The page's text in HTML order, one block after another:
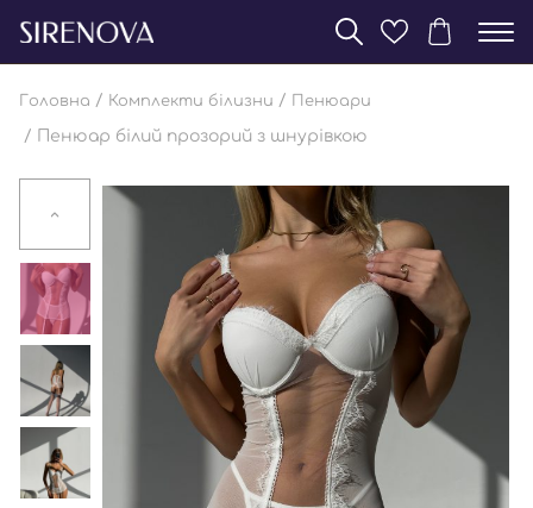
Головна / Комплекти білизни / Пенюари
/ Пенюар білий прозорий з шнурівкою